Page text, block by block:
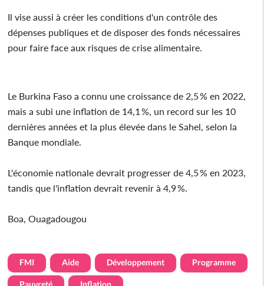
Il vise aussi à créer les conditions d'un contrôle des
dépenses publiques et de disposer des fonds nécessaires
pour faire face aux risques de crise alimentaire.
Le Burkina Faso a connu une croissance de 2,5 % en 2022,
mais a subi une inflation de 14,1 %, un record sur les 10
dernières années et la plus élevée dans le Sahel, selon la
Banque mondiale.
L'économie nationale devrait progresser de 4,5 % en 2023,
tandis que l'inflation devrait revenir à 4,9 %.
Boa, Ouagadougou
FMI Aide Développement Programme
Pauvreté Inflation